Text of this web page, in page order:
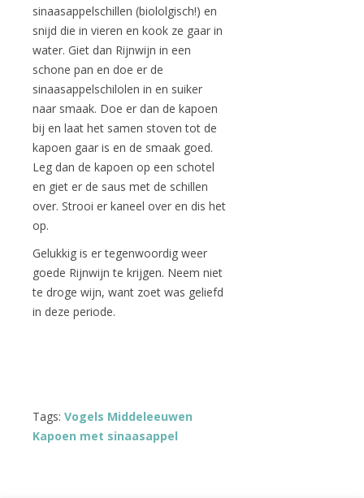
sinaasappelschillen (biololgisch!) en
snijd die in vieren en kook ze gaar in
water. Giet dan Rijnwijn in een
schone pan en doe er de
sinaasappelschilolen in en suiker
naar smaak. Doe er dan de kapoen
bij en laat het samen stoven tot de
kapoen gaar is en de smaak goed.
Leg dan de kapoen op een schotel
en giet er de saus met de schillen
over. Strooi er kaneel over en dis het
op.
Gelukkig is er tegenwoordig weer
goede Rijnwijn te krijgen. Neem niet
te droge wijn, want zoet was geliefd
in deze periode.
Tags: Vogels Middeleeuwen
Kapoen met sinaasappel